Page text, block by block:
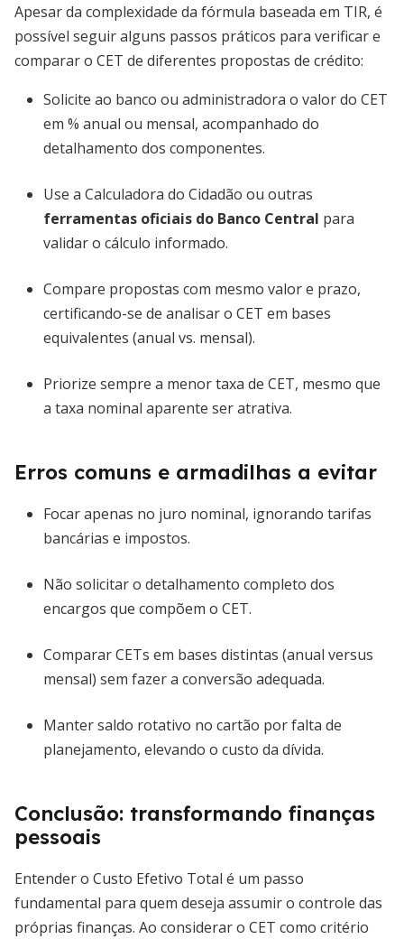
Apesar da complexidade da fórmula baseada em TIR, é
possível seguir alguns passos práticos para verificar e
comparar o CET de diferentes propostas de crédito:
Solicite ao banco ou administradora o valor do CET
em % anual ou mensal, acompanhado do
detalhamento dos componentes.
Use a Calculadora do Cidadão ou outras
ferramentas oficiais do Banco Central para
validar o cálculo informado.
Compare propostas com mesmo valor e prazo,
certificando-se de analisar o CET em bases
equivalentes (anual vs. mensal).
Priorize sempre a menor taxa de CET, mesmo que
a taxa nominal aparente ser atrativa.
Erros comuns e armadilhas a evitar
Focar apenas no juro nominal, ignorando tarifas
bancárias e impostos.
Não solicitar o detalhamento completo dos
encargos que compõem o CET.
Comparar CETs em bases distintas (anual versus
mensal) sem fazer a conversão adequada.
Manter saldo rotativo no cartão por falta de
planejamento, elevando o custo da dívida.
Conclusão: transformando finanças
pessoais
Entender o Custo Efetivo Total é um passo
fundamental para quem deseja assumir o controle das
próprias finanças. Ao considerar o CET como critério